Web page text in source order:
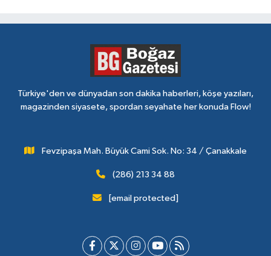
Türkiye'den ve dünyadan son dakika haberleri, köşe yazıları,
magazinden siyasete, spordan seyahate her konuda Flow!
Fevzipaşa Mah. Büyük Cami Sok. No: 34 / Çanakkale
(286) 213 34 88
[email protected]